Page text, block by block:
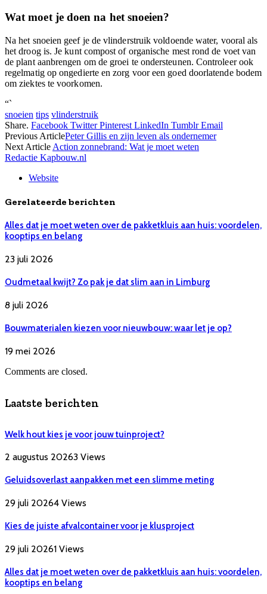
Wat moet je doen na het snoeien?
Na het snoeien geef je de vlinderstruik voldoende water, vooral als
het droog is. Je kunt compost of organische mest rond de voet van
de plant aanbrengen om de groei te ondersteunen. Controleer ook
regelmatig op ongedierte en zorg voor een goed doorlatende bodem
om ziektes te voorkomen.
“`
snoeien tips vlinderstruik
Share. Facebook Twitter Pinterest LinkedIn Tumblr Email
Previous ArticlePeter Gillis en zijn leven als ondernemer
Next Article Action zonnebrand: Wat je moet weten
Redactie Kapbouw.nl
Website
Gerelateerde berichten
Alles dat je moet weten over de pakketkluis aan huis: voordelen,
kooptips en belang
23 juli 2026
Oudmetaal kwijt? Zo pak je dat slim aan in Limburg
8 juli 2026
Bouwmaterialen kiezen voor nieuwbouw: waar let je op?
19 mei 2026
Comments are closed.
Laatste berichten
Welk hout kies je voor jouw tuinproject?
2 augustus 20263 Views
Geluidsoverlast aanpakken met een slimme meting
29 juli 20264 Views
Kies de juiste afvalcontainer voor je klusproject
29 juli 20261 Views
Alles dat je moet weten over de pakketkluis aan huis: voordelen,
kooptips en belang